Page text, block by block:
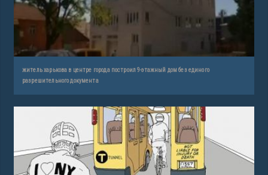
житель харькова в центре города построил 9-этажный дом без единого
разрешительного документа